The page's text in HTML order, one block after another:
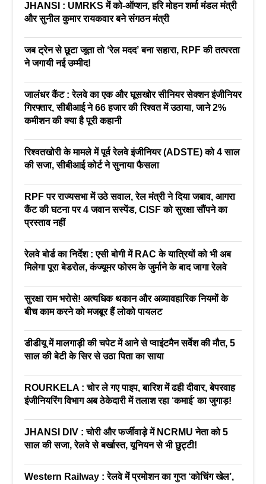
JHANSI : UMRKS में को-ऑप्शन, हरि मोहन शर्मा मंडल मंत्री
और सुनील कुमार रायकवार बने संगठन मंत्री
जब ट्रेन से छूटा जूता तो ‘रेल मदद’ बना सहारा, RPF की तत्परता
ने जगायी नई उम्मीद!
जालंधर कैंट : रेलवे का एक और घूसखोर सीनियर सेक्शन इंजीनियर
गिरफ्तार, सीबीआई ने 66 हजार की रिश्वत में उठाया, जाने 2%
कमीशन की क्या है पूरी कहानी
रिश्वतखोरी के मामले में पूर्व रेलवे इंजीनियर (ADSTE) को 4 साल
की सजा, सीबीआई कोर्ट ने सुनाया फैसला
RPF पर राज्यसभा में उठे सवाल, रेल मंत्री ने दिया जबाव, आगरा
कैंट की घटना पर 4 जवान सस्पेंड, CISF को सुरक्षा सौंपने का
प्रस्ताव नहीं
रेलवे बोर्ड का निर्देश : एसी बोगी में RAC के यात्रियों को भी अब
मिलेगा पूरा बेडरोल, कंज्यूमर फोरम के जुर्माने के बाद जागा रेलवे
सुरक्षा राम भरोसे! अत्यधिक थकान और अव्यावहारिक नियमों के
बीच काम करने को मजबूर हैं लोको पायलट
डीडीयू में मालगाड़ी की चपेट में आने से प्वाइंटमैन सर्वेश की मौत, 5
साल की बेटी के सिर से उठा पिता का साया
ROURKELA : चोर ले गए पाइप, बारिश में ढही दीवार, बेपरवाह
इंजीनियरिंग विभाग अब ठेकेदारी में तलाश रहा ‘कमाई’ का जुगाड़!
JHANSI DIV : चोरी और फर्जीवाड़े में NCRMU नेता को 5
साल की सजा, रेलवे से बर्खास्त, यूनियन से भी छुट्टी!
Western Railway : रेलवे में प्रमोशन का गुप्त ‘कोचिंग खेल’,